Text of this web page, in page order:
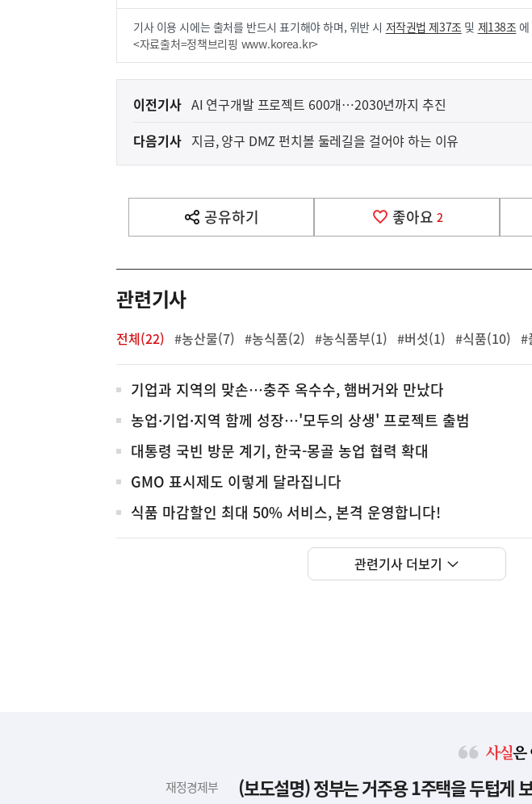
기사 이용 시에는 출처를 반드시 표기해야 하며, 위반 시 저작권법 제37조 및 제138조
<자료출처=정책브리핑 www.korea.kr>
이
다
음
기
영
역
이전기사 AI 연구개발 프로젝트 600개…2030년까지 추진
다음기사 지금, 양구 DMZ 펀치볼 둘레길을 걸어야 하는 이유
공유하기
열
기
좋아요 2
관련기사
전체(22) #농산물(7) #농식품(2) #농식품부(1) #버섯(1) #식품(10) #
전
체
기업과 지역의 맞손…충주 옥수수, 햄버거와 만났다
농업·기업·지역 함께 성장…'모두의 상생' 프로젝트 출범
대통령 국빈 방문 계기, 한국-몽골 농업 협력 확대
GMO 표시제도 이렇게 달라집니다
식품 마감할인 최대 50% 서비스, 본격 운영합니다!
관련기사 더보기
재정경제부 (보도설명) 정부는 거주용 1주택을 두텁게